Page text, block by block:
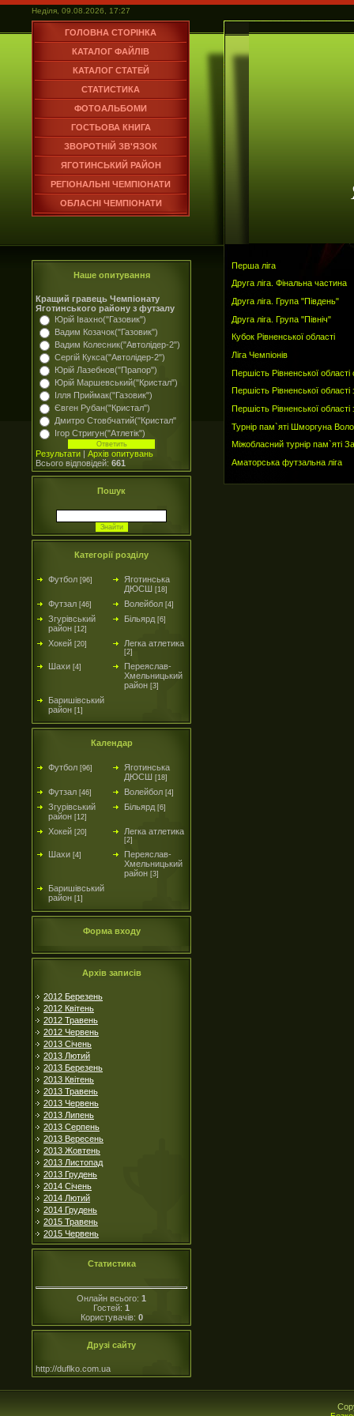
Неділя, 09.08.2026, 17:27
ГОЛОВНА СТОРІНКА
КАТАЛОГ ФАЙЛІВ
КАТАЛОГ СТАТЕЙ
СТАТИСТИКА
ФОТОАЛЬБОМИ
ГОСТЬОВА КНИГА
ЗВОРОТНІЙ ЗВ'ЯЗОК
ЯГОТИНСЬКИЙ РАЙОН
РЕГІОНАЛЬНІ ЧЕМПІОНАТИ
ОБЛАСНІ ЧЕМПІОНАТИ
Наше опитування
Кращий гравець Чемпіонату
Яготинського району з футзалу
Юрій Івахно("Газовик")
Вадим Козачок("Газовик")
Вадим Колесник("Автолідер-2")
Сергій Кукса("Автолідер-2")
Юрій Лазебнов("Прапор")
Юрій Маршевський("Кристал")
Ілля Приймак("Газовик")
Євген Рубан("Кристал")
Дмитро Стовбчатий("Кристал"
Ігор Стригун("Атлетік")
Результати | Архів опитувань
Всього відповідей: 661
Пошук
Категорії розділу
Футбол [96]
Яготинська
ДЮСШ [18]
Футзал [46] Волейбол [4]
Згурівський
район [12]
Більярд [6]
Хокей [20] Легка атлетика
[2]
Шахи [4]
Переяслав-
Хмельницький
район [3]
Баришівський
район [1]
Календар
Футбол [96]
Яготинська
ДЮСШ [18]
Футзал [46] Волейбол [4]
Згурівський
район [12]
Більярд [6]
Хокей [20] Легка атлетика
[2]
Шахи [4]
Переяслав-
Хмельницький
район [3]
Баришівський
район [1]
Форма входу
Архів записів
2012 Березень
2012 Квітень
2012 Травень
2012 Червень
2013 Січень
2013 Лютий
2013 Березень
2013 Квітень
2013 Травень
2013 Червень
2013 Липень
2013 Серпень
2013 Вересень
2013 Жовтень
2013 Листопад
2013 Грудень
2014 Січень
2014 Лютий
2014 Грудень
2015 Травень
2015 Червень
Статистика
Онлайн всього: 1
Гостей: 1
Користувачів: 0
Друзі сайту
http://duflko.com.ua
Перша ліга
Друга ліга. Фінальна частина
Друга ліга. Група "Південь"
Друга ліга. Група "Північ"
Кубок Рівненської області
Ліга Чемпіонів
Першість Рівненської
Першість Рівненської
Першість Рівненської
Турнір пам`яті Шморгуна
Міжобласний турнір пам`яті
Аматорська футзальна ліга